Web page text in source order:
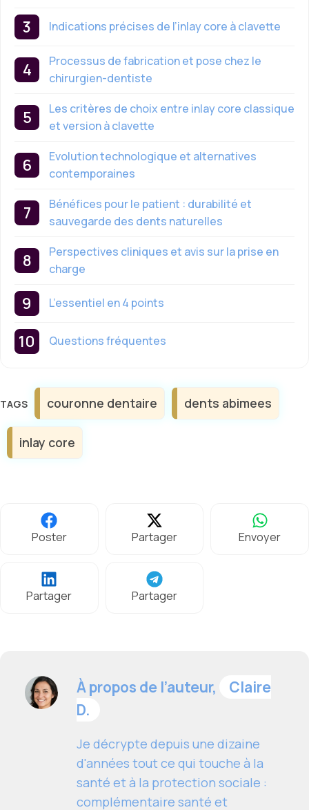
Indications précises de l’inlay core à clavette
Processus de fabrication et pose chez le
chirurgien-dentiste
Les critères de choix entre inlay core classique
et version à clavette
Evolution technologique et alternatives
contemporaines
Bénéfices pour le patient : durabilité et
sauvegarde des dents naturelles
Perspectives cliniques et avis sur la prise en
charge
L’essentiel en 4 points
Questions fréquentes
Étiquettes
couronne dentaire dents abimees
inlay core
Poster Partager Envoyer
Partager Partager
À propos de l’auteur,
Claire
D.
Je décrypte depuis une dizaine
d'années tout ce qui touche à la
santé et à la protection sociale :
complémentaire santé et